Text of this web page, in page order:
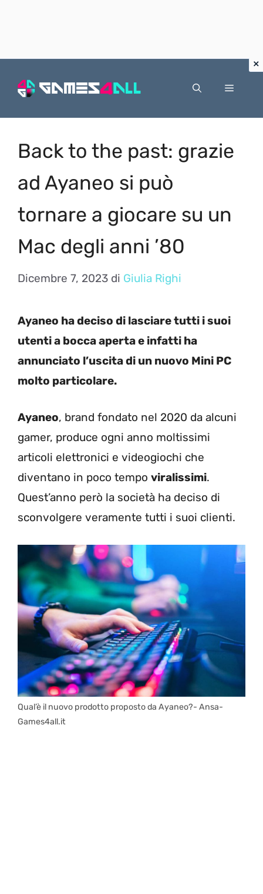
Menu
Back to the past: grazie
ad Ayaneo si può
tornare a giocare su un
Mac degli anni ’80
Dicembre 7, 2023 di Giulia Righi
Ayaneo ha deciso di lasciare tutti i suoi
utenti a bocca aperta e infatti ha
annunciato l’uscita di un nuovo Mini PC
molto particolare.
Ayaneo, brand fondato nel 2020 da alcuni
gamer, produce ogni anno moltissimi
articoli elettronici e videogiochi che
diventano in poco tempo viralissimi.
Quest’anno però la società ha deciso di
sconvolgere veramente tutti i suoi clienti.
Qual’è il nuovo prodotto proposto da Ayaneo?- Ansa-
Games4all.it